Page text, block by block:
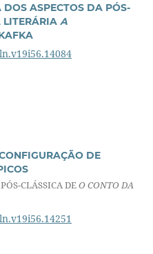
DOS ASPECTOS DA PÓS-
A
DE
CLÁSSICA DEO CONTO DA